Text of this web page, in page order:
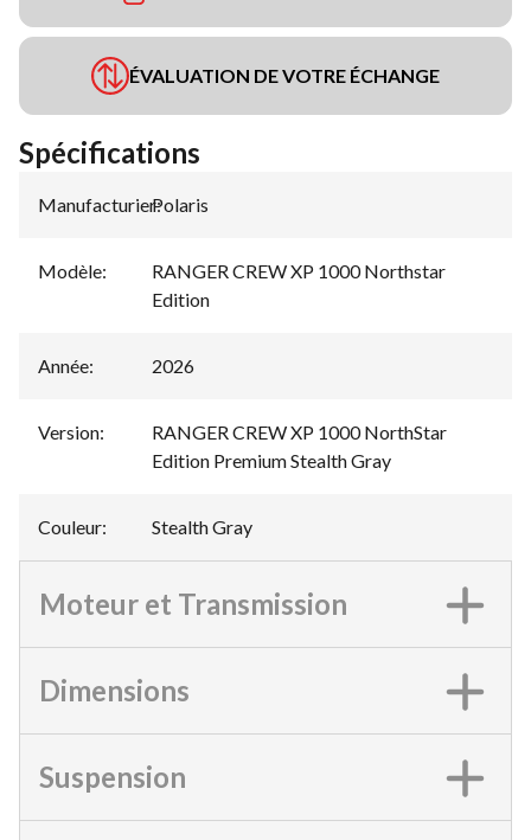
ÉVALUATION DE VOTRE ÉCHANGE
Spécifications
Manufacturier:
Polaris
Modèle:
RANGER CREW XP 1000 Northstar
Edition
Année: 2026
Version:
RANGER CREW XP 1000 NorthStar
Edition Premium Stealth Gray
Couleur: Stealth Gray
Moteur et Transmission
Dimensions
Suspension